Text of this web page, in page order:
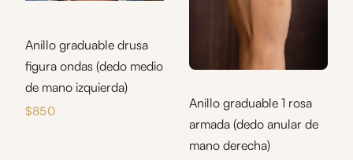
Anillo graduable drusa
figura ondas (dedo medio
de mano izquierda)
$850
Anillo graduable 1 rosa
armada (dedo anular de
mano derecha)